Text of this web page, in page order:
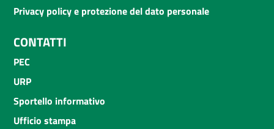
Privacy policy e protezione del dato personale
CONTATTI
PEC
URP
Sportello informativo
Ufficio stampa